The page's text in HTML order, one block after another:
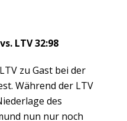
LTV 32:98
zu Gast bei der
Während der LTV
des
nun nur noch